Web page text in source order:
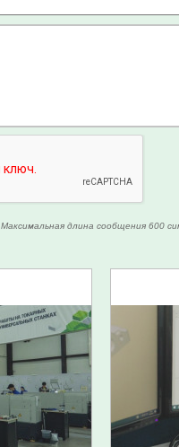
Максимальная длина сообщения 600